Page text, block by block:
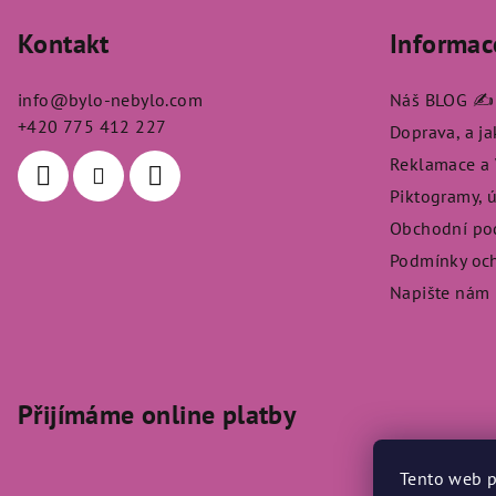
Tento web
pKontakt
info@bylo-nebylo.com
+420 775 412 227
Náš BLOG ✍️
Doprava, a
Reklamace
Piktogramy,
Obchodní
Podmínky
Napište nám
Přijímáme online platby